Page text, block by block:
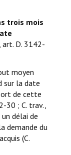
trois mois
art. D. 3142-
moyen
sur la date
de cette
30 ; C. trav.,
délai de
demande du
(C.